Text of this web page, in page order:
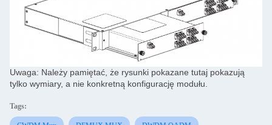
Uwaga: Należy pamiętać, że rysunki pokazane tutaj pokazują
tylko wymiary, a nie konkretną konfigurację modułu.
Tags: